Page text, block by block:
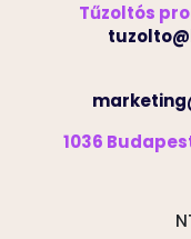
Tűzoltós
1036